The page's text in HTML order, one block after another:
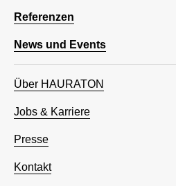
Referenzen
News und Events
Über HAURATON
Jobs & Karriere
Presse
Kontakt